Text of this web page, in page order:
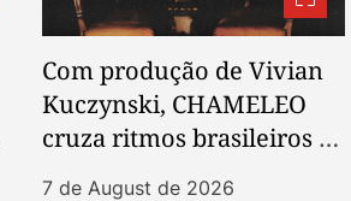
Com produção de Vivian
Kuczynski, CHAMELEO
cruza ritmos brasileiros e
7 de August de 2026